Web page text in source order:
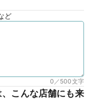
ど
0／500文字
こんな店舗にも来